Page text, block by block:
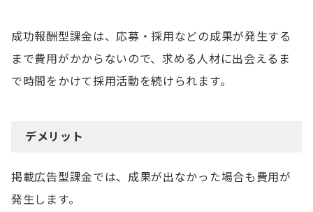
成功報酬型課金は、応募・採用などの成果が発生する
まで費用がかからないので、求める人材に出会えるま
で時間をかけて採用活動を続けられます。
デメリット
掲載広告型課金では、成果が出なかった場合も費用が
発生します。